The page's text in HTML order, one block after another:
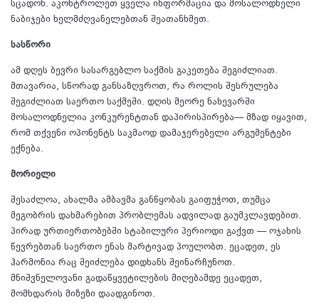
სცადონ. აკონტროლეთ ყველა ინფორმაცია და მოსალოდნელი
ნაბიჯები ხელმძღვანელებთან შეათანხმეთ.
სასწორი
ამ დღეს ბევრი სასარგებლო საქმის გაკეთება შეგიძლიათ.
მთავარია, სწორად განსაზღვროთ, რა როლის შესრულება
შეგიძლიათ საერთო საქმეში. დღის მეორე ნახევარში
მოსალოდნელია კონკურენტთან დაპირისპირება— მზად იყავით,
რომ თქვენი ოპონენტს საკმაოდ დამაჯერებელი არგუმენტები
ექნება.
მორიელი
შესაძლოა, ახალმა ამბავმა განწყობას გაიფუჭოთ, თუმცა
მეგობრის დახმარებით პრობლემას ადვილად გაუმკლავდებით.
პირად ურთიერთობებში სტაბილური პერიოდი გაქვთ — ოჯახის
წევრებთან საერთო ენას მარტივად პოულობთ. ეცადეთ, ეს
ჰარმონია რაც შეიძლება დიდხანს შეინარჩუნოთ.
მნიშვნელოვანი გადაწყვეტილების მიღებამდე ეცადეთ,
მომხდარის მიზეზი დაადგინოთ.